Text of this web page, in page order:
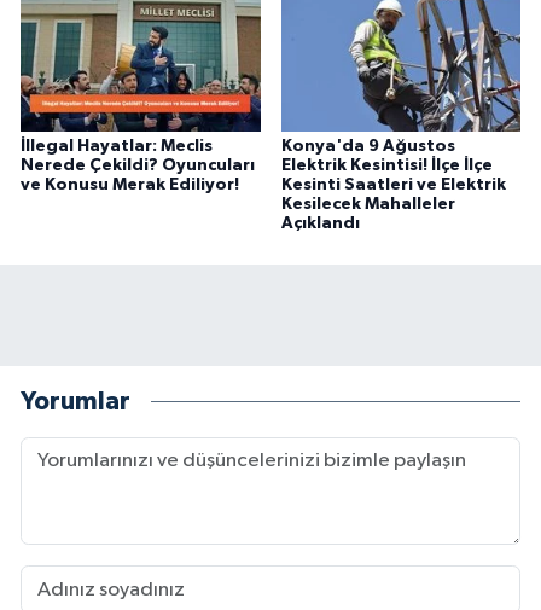
İllegal Hayatlar: Meclis
Nerede Çekildi? Oyuncuları
ve Konusu Merak Ediliyor!
Konya'da 9 Ağustos
Elektrik Kesintisi! İlçe İlçe
Kesinti Saatleri ve Elektrik
Kesilecek Mahalleler
Açıklandı
Yorumlar